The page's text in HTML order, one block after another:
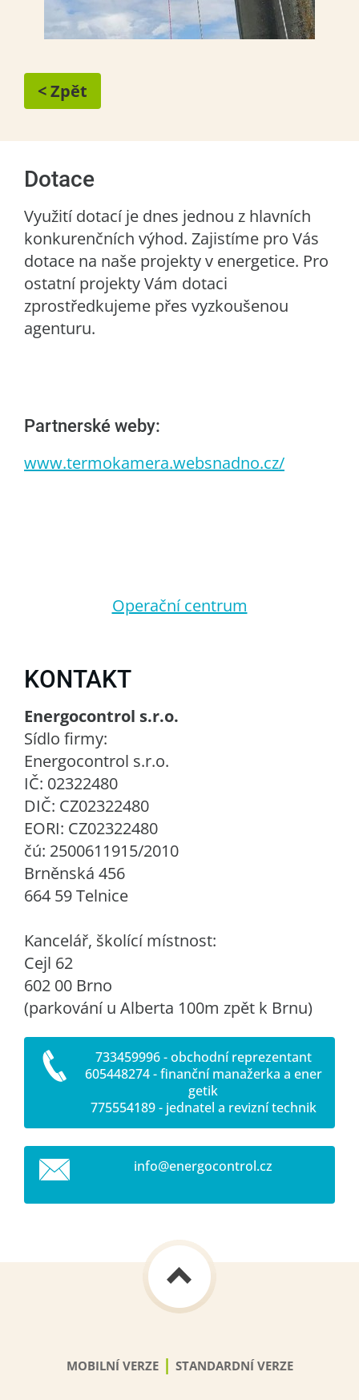
< Zpět
Dotace
Využití dotací je dnes jednou z hlavních
konkurenčních výhod. Zajistíme pro Vás
dotace na naše projekty v energetice. Pro
ostatní projekty Vám dotaci
zprostředkujeme přes vyzkoušenou
agenturu.
Partnerské weby:
www.termokamera.websnadno.cz/
Operační centrum
KONTAKT
Energocontrol s.r.o.
Sídlo firmy:
Energocontrol s.r.o.
IČ: 02322480
DIČ: CZ02322480
EORI: CZ02322480
čú: 2500611915/2010
Brněnská 456
664 59 Telnice
Kancelář, školící místnost:
Cejl 62
602 00 Brno
(parkování u Alberta 100m zpět k Brnu)
733459996 - obchodní reprezentant
605448274 - finanční manažerka a ener
getik
775554189 - jednatel a revizní technik
info@energocontrol.cz
MOBILNÍ VERZE | STANDARDNÍ VERZE